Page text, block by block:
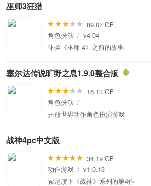
巫师3狂猎
89.07 GB
角色扮演 / v4.04
体验《巫师 4》之前的故事
塞尔达传说旷野之息1.9.0整合版
16.13 GB
角色扮演 /
开放世界动作角色扮演游戏
战神4pc中文版
34.19 GB
动作游戏 / v1.0.13
索尼旗下《战神》系列的第4作